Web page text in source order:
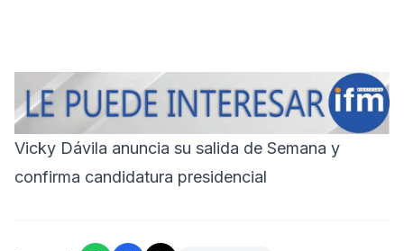
Vicky Dávila anuncia su salida de Semana y
confirma candidatura presidencial